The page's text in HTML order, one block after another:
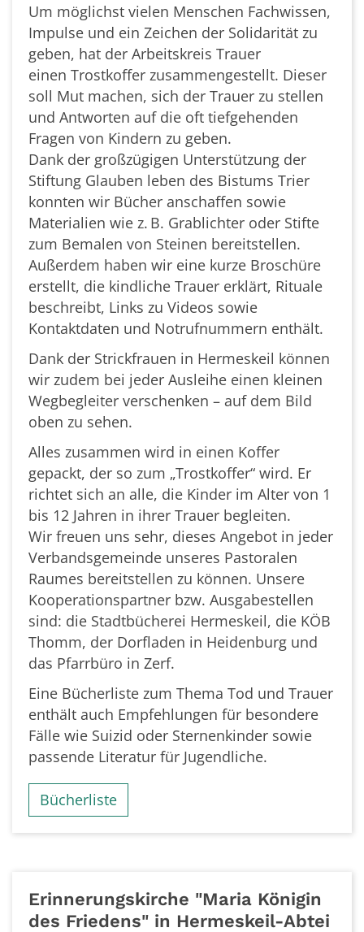
Um möglichst vielen Menschen Fachwissen,
Impulse und ein Zeichen der Solidarität zu
geben, hat der Arbeitskreis Trauer
einen Trostkoffer zusammengestellt. Dieser
soll Mut machen, sich der Trauer zu stellen
und Antworten auf die oft tiefgehenden
Fragen von Kindern zu geben.
Dank der großzügigen Unterstützung der
Stiftung Glauben leben des Bistums Trier
konnten wir Bücher anschaffen sowie
Materialien wie z. B. Grablichter oder Stifte
zum Bemalen von Steinen bereitstellen.
Außerdem haben wir eine kurze Broschüre
erstellt, die kindliche Trauer erklärt, Rituale
beschreibt, Links zu Videos sowie
Kontaktdaten und Notrufnummern enthält.
Dank der Strickfrauen in Hermeskeil können
wir zudem bei jeder Ausleihe einen kleinen
Wegbegleiter verschenken – auf dem Bild
oben zu sehen.
Alles zusammen wird in einen Koffer
gepackt, der so zum „Trostkoffer“ wird. Er
richtet sich an alle, die Kinder im Alter von 1
bis 12 Jahren in ihrer Trauer begleiten.
Wir freuen uns sehr, dieses Angebot in jeder
Verbandsgemeinde unseres Pastoralen
Raumes bereitstellen zu können. Unsere
Kooperationspartner bzw. Ausgabestellen
sind: die Stadtbücherei Hermeskeil, die KÖB
Thomm, der Dorfladen in Heidenburg und
das Pfarrbüro in Zerf.
Eine Bücherliste zum Thema Tod und Trauer
enthält auch Empfehlungen für besondere
Fälle wie Suizid oder Sternenkinder sowie
passende Literatur für Jugendliche.
Bücherliste
Erinnerungskirche "Maria Königin
des Friedens" in Hermeskeil-Abtei